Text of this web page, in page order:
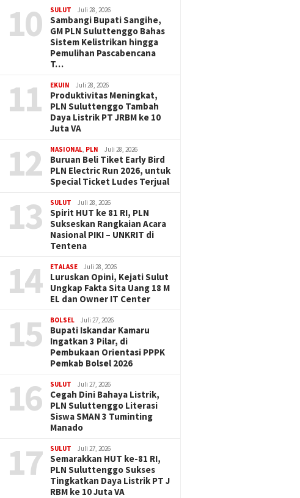
10 SULUT Juli 28, 2026
Sambangi Bupati Sangihe,
GM PLN Suluttenggo Bahas
Sistem Kelistrikan hingga
Pemulihan Pascabencana
T…
11 EKUIN Juli 28, 2026
Produktivitas Meningkat,
PLN Suluttenggo Tambah
Daya Listrik PT JRBM ke 10
Juta VA
12 NASIONAL PLN Juli 28, 2026
Buruan Beli Tiket Early Bird
PLN Electric Run 2026, untuk
Special Ticket Ludes Terjual
13 SULUT Juli 28, 2026
Spirit HUT ke 81 RI, PLN
Sukseskan Rangkaian Acara
Nasional PIKI – UNKRIT di
Tentena
14 ETALASE Juli 28, 2026
Luruskan Opini, Kejati Sulut
Ungkap Fakta Sita Uang 18 M
EL dan Owner IT Center
15 BOLSEL Juli 27, 2026
Bupati Iskandar Kamaru
Ingatkan 3 Pilar, di
Pembukaan Orientasi PPPK
Pemkab Bolsel 2026
16 SULUT Juli 27, 2026
Cegah Dini Bahaya Listrik,
PLN Suluttenggo Literasi
Siswa SMAN 3 Tuminting
Manado
17 SULUT Juli 27, 2026
Semarakkan HUT ke-81 RI,
PLN Suluttenggo Sukses
Tingkatkan Daya Listrik PT J
RBM ke 10 Juta VA